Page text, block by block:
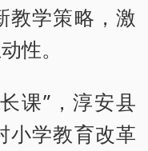
教学策略，激
性。
课”，淳安县
小学教育改革